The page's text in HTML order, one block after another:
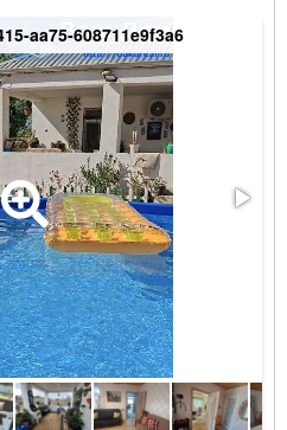
aa75-608711e9f3a6